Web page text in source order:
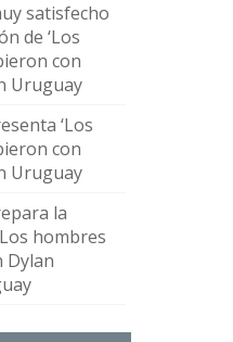
satisfecho
de ‘Los
con
Uruguay
‘Los
con
Uruguay
la
hombres
Dylan